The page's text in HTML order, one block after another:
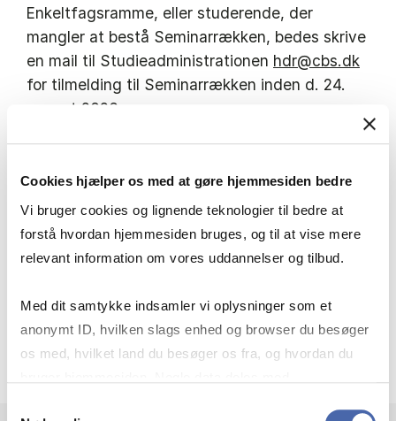
Cookies hjælper os med at gøre hjemmesiden bedre
Vi bruger cookies og lignende teknologier til bedre at
forstå hvordan hjemmesiden bruges, og til at vise mere
relevant information om vores uddannelser og tilbud.
Med dit samtykke indsamler vi oplysninger som et
anonymt ID, hvilken slags enhed og browser du besøger
os med, hvilket land du besøger os fra, og hvordan du
Enkeltfagsramme, eller studerende, der
mangler at bestå Seminarrækken, bedes skrive
en mail til Studieadministrationen hdr@cbs.dk
for tilmelding til Seminarrækken inden d. 24.
august 2026.
37.
Eksamen:Mundtlig individuel 30 min. på
baggrund af gruppeprojekt - holdes uge 50-51
Læs nærmere om faget og eksamen i
kursusbeskrivelsen.